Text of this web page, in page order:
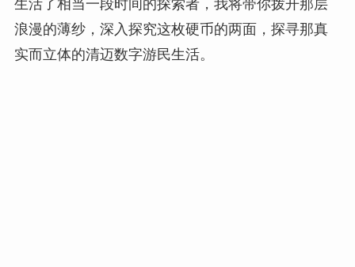
生活了相当一段时间的探索者，我将带你拨开那层
浪漫的薄纱，深入探究这枚硬币的两面，探寻那真
实而立体的清迈数字游民生活。